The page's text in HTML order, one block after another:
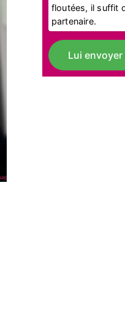
floutées, il suffit
partenaire.
Lui